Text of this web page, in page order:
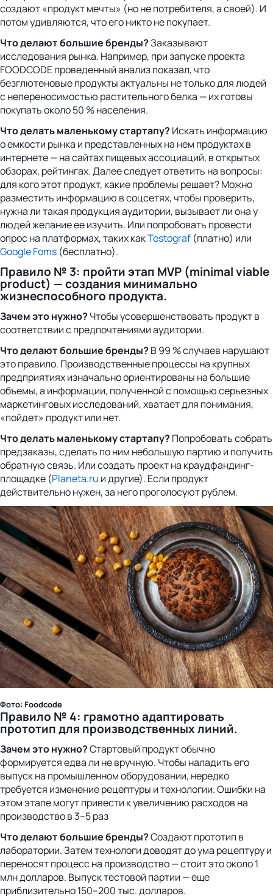
создают «продукт мечты» (но не потребителя, а своей). И
потом удивляются, что его никто не покупает.
Что делают большие бренды?Заказывают
исследования рынка. Например, при запуске проекта
FOODCODE проведенный анализ показал, что
безглютеновые продукты актуальны не только для людей
с непереносимостью растительного белка — их готовы
покупать около 50 % населения.
Что делать маленькому стартапу? Искать информацию
о емкости рынка и представленных на нем продуктах в
интернете — на сайтах пищевых ассоциаций, в открытых
обзорах, рейтингах. Далее следует ответить на вопросы:
для кого этот продукт, какие проблемы решает? Можно
разместить информацию в соцсетях, чтобы проверить,
нужна ли такая продукция аудитории, вызывает ли она у
людей желание ее изучить. Или попробовать провести
опрос на платформах, таких какTestograf (платно) или
Google Foms (бесплатно).
Правило № 3: пройти этап MVP (minimal viable
product) — создания минимально
жизнеспособного продукта.
Зачем это нужно? Чтобы усовершенствовать продукт в
соответствии с предпочтениями аудитории.
Что делают большие бренды? В 99 % случаев нарушают
это правило. Производственные процессы на крупных
предприятиях изначально ориентированы на большие
объемы, а информации, полученной с помощью серьезных
маркетинговых исследований, хватает для понимания,
«пойдет» продукт или нет.
Что делать маленькому стартапу? Попробовать собрать
предзаказы, сделать по ним небольшую партию и получить
обратную связь. Или создать проект на краудфандинг-
площадке (Planeta.ru и другие). Если продукт
действительно нужен, за него проголосуют рублем.
Фото: Foodcode
Правило № 4: грамотно адаптировать
прототип для производственных линий.
Зачем это нужно?Стартовый продукт обычно
формируется едва ли не вручную. Чтобы наладить его
выпуск на промышленном оборудовании, нередко
требуется изменение рецептуры и технологии. Ошибки на
этом этапе могут привести к увеличению расходов на
производство в 3–5 раз
Что делают большие бренды?Создают прототип в
лаборатории. Затем технологи доводят до ума рецептуру и
переносят процесс на производство — стоит это около 1
млн долларов. Выпуск тестовой партии — еще
приблизительно 150–200 тыс. долларов.